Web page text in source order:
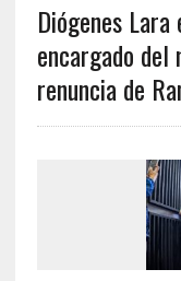
Diógenes
encargado
renuncia de